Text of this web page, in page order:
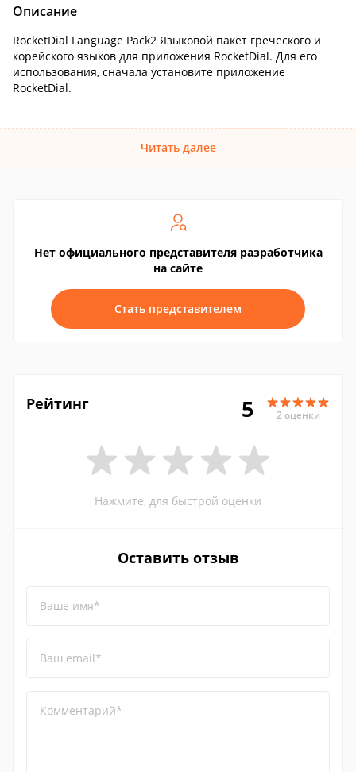
Описание
RocketDial Language Pack2 Языковой пакет греческого и
корейского языков для приложения RocketDial. Для его
использования, сначала установите приложение
RocketDial.
Читать далее
Нет официального представителя разработчика
на сайте
Стать представителем
Рейтинг 5 2 оценки
Нажмите, для быстрой оценки
Оставить отзыв
Ваше имя*
Ваш email*
Комментарий*